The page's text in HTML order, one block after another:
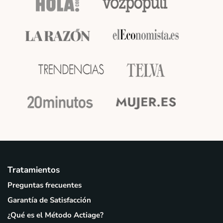
Tratamientos
Preguntas frecuentes
Garantía de Satisfacción
¿Qué es el Método Actiage?